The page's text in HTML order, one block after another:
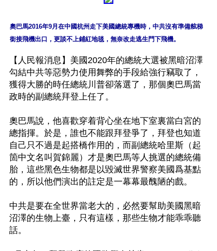
奧巴馬2016年9月在中國杭州走下美國總統專機時，中共沒有準備舷梯
銜接飛機出口，更談不上鋪紅地毯，無奈改走逃生門下飛機。
【人民報消息】美國2020年的總統大選被黑暗沼澤
勾結中共等惡勢力使用舞弊的手段給強行竊取了，
獲得大勝的時任總統川普卻落選了，那個奧巴馬當
政時的副總統拜登上任了。
奧巴馬說，他喜歡穿着背心坐在地下室裏當白宮的
總指揮。於是，誰也不能跟拜登爭了，拜登也知道
自己只不過是起搭橋作用的，而副總統哈里斯（起
箇中文名叫賀錦麗）才是奧巴馬等人挑選的總統備
胎，這些黑色生物都是以毀滅世界警察美國爲基點
的，所以他們演出的註定是一幕幕最醜陋的戲。
中共是要在全世界當老大的，必然要幫助美國黑暗
沼澤的生物上臺，只有這樣，那些生物才能乖乖聽
話。